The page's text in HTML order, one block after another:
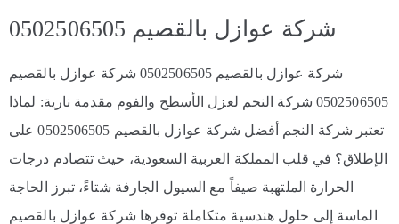
شركة عوازل بالقصيم 0502506505
شركة عوازل بالقصيم 0502506505 شركة عوازل بالقصيم
0502506505 شركة النجم لعزل الأسطح والفوم مقدمة نارية: لماذا
تعتبر شركة النجم أفضل شركة عوازل بالقصيم 0502506505 على
الإطلاق؟ في قلب المملكة العربية السعودية، حيث تتصادم درجات
الحرارة الملتهبة صيفاً مع السيول الجارفة شتاءً، تبرز الحاجة
الماسة إلى حلول هندسية متكاملة توفرها شركة عوازل بالقصيم